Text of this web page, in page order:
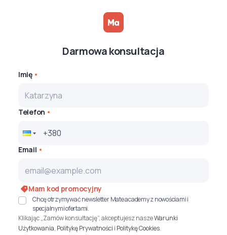
Darmowa konsultacja
Imię
Telefon
Email
Mam kod promocyjny
Chcę otrzymywać newsletter Mate academy z nowościami i
specjalnymi ofertami.
Klikając „Zamów konsultację”, akceptujesz naszeWarunki
Użytkowania, Politykę Prywatności i Politykę Cookies.